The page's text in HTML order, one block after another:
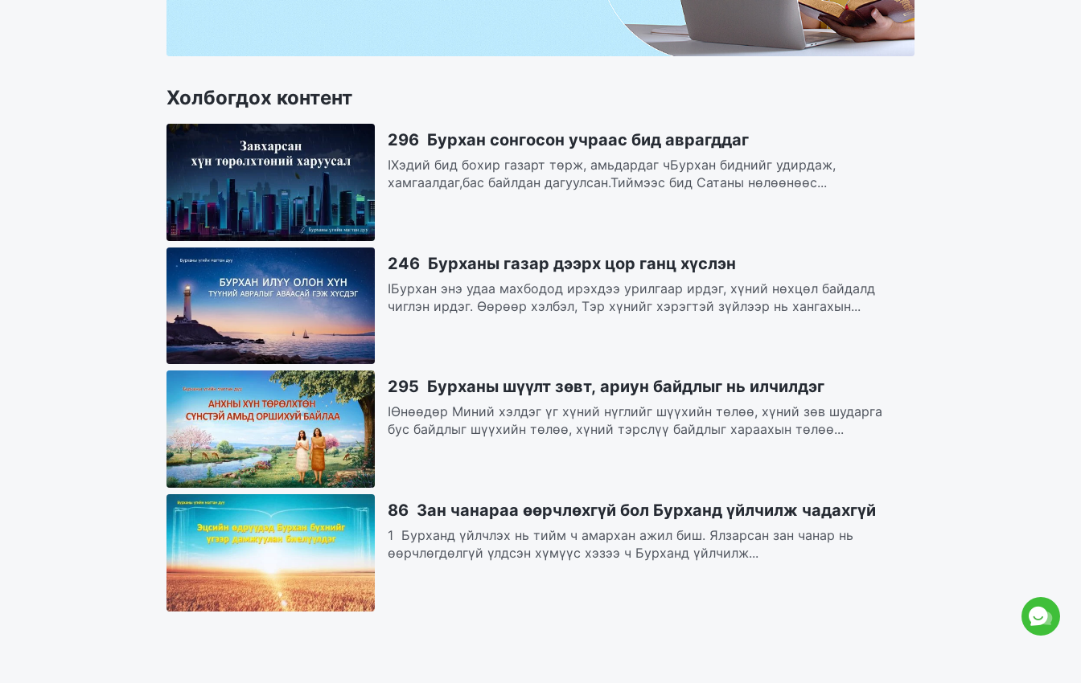
Холбогдох контент
296 Бурхан сонгосон учраас бид аврагддаг
IХэдий бид бохир газарт төрж, амьдардаг чБурхан биднийг удирдаж,
хамгаалдаг,бас байлдан дагуулсан.Тиймээс бид Сатаны нөлөөнөөс...
246 Бурханы газар дээрх цор ганц хүслэн
IБурхан энэ удаа махбодод ирэхдээ урилгаар ирдэг, хүний нөхцөл байдалд
чиглэн ирдэг. Өөрөөр хэлбэл, Тэр хүнийг хэрэгтэй зүйлээр нь хангахын...
295 Бурханы шүүлт зөвт, ариун байдлыг нь илчилдэг
IӨнөөдөр Миний хэлдэг үг хүний нүглийг шүүхийн төлөө, хүний зөв шударга
бус байдлыг шүүхийн төлөө, хүний тэрслүү байдлыг хараахын төлөө...
86 Зан чанараа өөрчлөхгүй бол Бурханд үйлчилж чадахгүй
1 Бурханд үйлчлэх нь тийм ч амархан ажил биш. Ялзарсан зан чанар нь
өөрчлөгдөлгүй үлдсэн хүмүүс хэзээ ч Бурханд үйлчилж...